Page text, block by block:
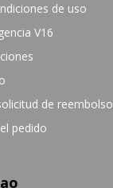
de uso
V16
de reembolso
pedido